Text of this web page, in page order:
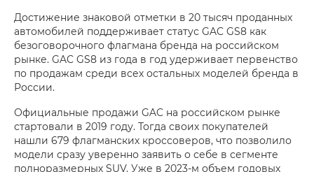
Достижение знаковой отметки в 20 тысяч проданных
автомобилей поддерживает статус GAC GS8 как
безоговорочного флагмана бренда на российском
рынке. GAC GS8 из года в год удерживает первенство
по продажам среди всех остальных моделей бренда в
России.
Официальные продажи GAC на российском рынке
стартовали в 2019 году. Тогда своих покупателей
нашли 679 флагманских кроссоверов, что позволило
модели сразу уверенно заявить о себе в сегменте
полноразмерных SUV. Уже в 2023-м объем годовых